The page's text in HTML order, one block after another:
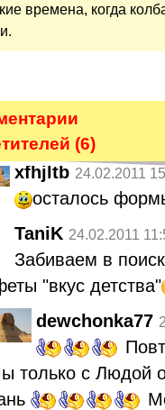
времена, когда
(6)
xfhjltb 24.02.2011
осталось
TaniK 24.02.2011
Забиваем в
"вкус детства"
dewchonka77
только с Людой